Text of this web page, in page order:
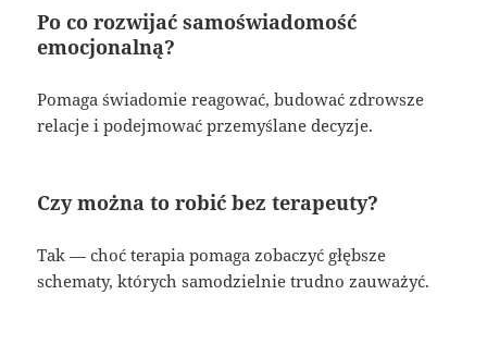
Po co rozwijać samoświadomość
emocjonalną?
Pomaga świadomie reagować, budować zdrowsze
relacje i podejmować przemyślane decyzje.
Czy można to robić bez terapeuty?
Tak — choć terapia pomaga zobaczyć głębsze
schematy, których samodzielnie trudno zauważyć.